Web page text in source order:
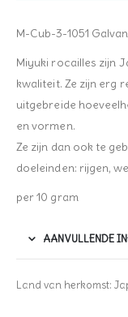
M-Cub-3-1051
Miyuki rocailles zijn
kwaliteit. Ze zijn erg
uitgebreide
en vormen.
Ze zijn dan ook te
doeleinden: rijgen,
per 10 gram
AANVULLENDE
Land van herkomst: